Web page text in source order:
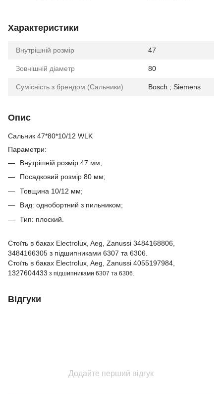
Характеристики
Внутрішній розмір 47
Зовнішній діаметр 80
Сумісність з брендом (Сальники) Bosch ; Siemens
Опис
Сальник 47*80*10/12 WLK
Параметри:
Внутрішній розмір 47 мм;
Посадковий розмір 80 мм;
Товщина 10/12 мм;
Вид: однобортний з пильником;
Тип: плоский.
Стоїть в баках Electrolux, Aeg, Zanussi 3484168806,
3484166305 з підшипниками 6307 та 6306.
Стоїть в баках Electrolux, Aeg, Zanussi 4055197984,
1327604433 з підшипниками 6307 та 6306.
Відгуки
Додайте перший відгук